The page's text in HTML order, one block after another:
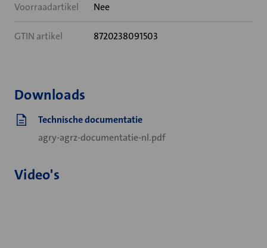
Voorraadartikel Nee
GTIN artikel 8720238091503
Downloads
Technische documentatie
agry-agrz-documentatie-nl.pdf
Video's